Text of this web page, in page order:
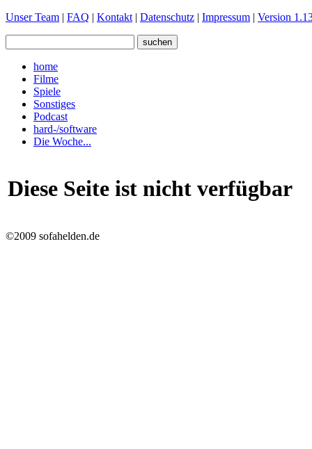
Unser Team | FAQ | Kontakt | Datenschutz | Impressum | Version
home
Filme
Spiele
Sonstiges
Podcast
hard-/software
Die Woche...
Diese Seite ist nicht verfügbar
©2009 sofahelden.de